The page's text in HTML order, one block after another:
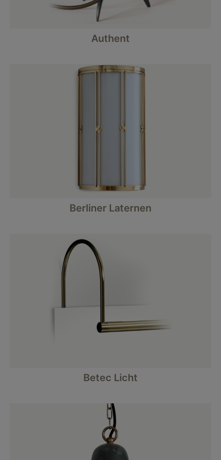
Authent
Berliner Laternen
Betec Licht